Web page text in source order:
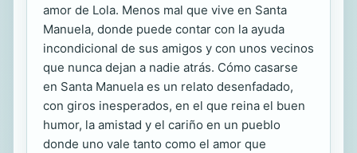
amor de Lola. Menos mal que vive en Santa
Manuela, donde puede contar con la ayuda
incondicional de sus amigos y con unos vecinos
que nunca dejan a nadie atrás. Cómo casarse
en Santa Manuela es un relato desenfadado,
con giros inesperados, en el que reina el buen
humor, la amistad y el cariño en un pueblo
donde uno vale tanto como el amor que